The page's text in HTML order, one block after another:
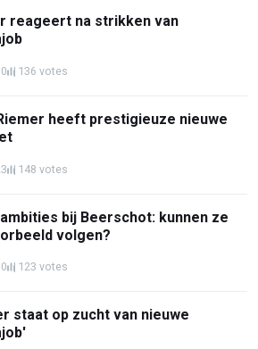
reageert na strikken van
136 votes
heeft prestigieuze nieuwe
148 votes
bij Beerschot: kunnen ze
volgen?
123 votes
staat op zucht van nieuwe